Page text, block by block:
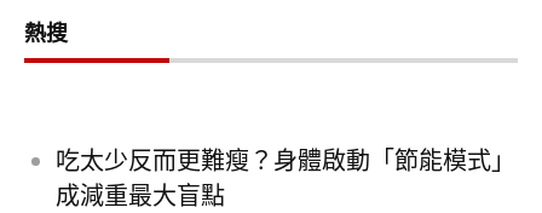
熱搜
吃太少反而更難瘦？身體啟動「節能模式」
成減重最大盲點